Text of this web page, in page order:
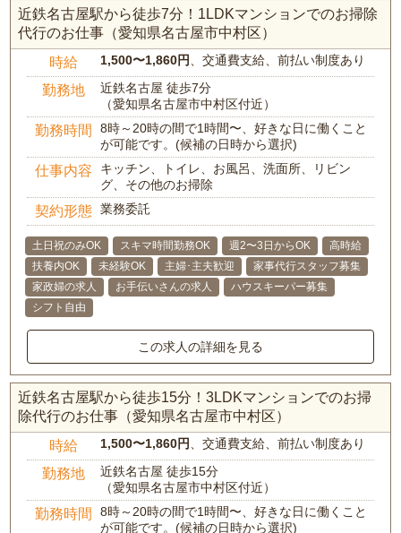
近鉄名古屋駅から徒歩7分！1LDKマンションでのお掃除
代行のお仕事（愛知県名古屋市中村区）
時給 1,500〜1,860円、交通費支給、前払い制度あり
勤務地
近鉄名古屋 徒歩7分
（愛知県名古屋市中村区付近）
勤務時間
8時～20時の間で1時間〜、好きな日に働くこと
が可能です。(候補の日時から選択)
仕事内容
キッチン、トイレ、お風呂、洗面所、リビン
グ、その他のお掃除
契約形態 業務委託
土日祝のみOK スキマ時間勤務OK 週2〜3日からOK
高時給
扶養内OK
未経験OK 主婦･主夫歓迎
家事代行スタッフ募集
家政婦の求人
お手伝いさんの求人
ハウスキーパー募集
シフト自由
この求人の詳細を見る
近鉄名古屋駅から徒歩15分！3LDKマンションでのお掃
除代行のお仕事（愛知県名古屋市中村区）
時給 1,500〜1,860円、交通費支給、前払い制度あり
勤務地
近鉄名古屋 徒歩15分
（愛知県名古屋市中村区付近）
勤務時間
8時～20時の間で1時間〜、好きな日に働くこと
が可能です。(候補の日時から選択)